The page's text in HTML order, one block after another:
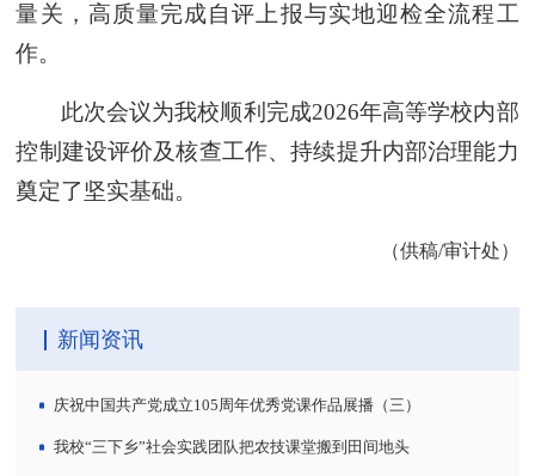
量关，高质量完成自评上报与实地迎检全流程工
作。
此次会议为我校顺利完成2026年高等学校内部
控制建设评价及核查工作、持续提升内部治理能力
奠定了坚实基础。
（供稿/审计处）
新闻资讯
庆祝中国共产党成立105周年优秀党课作品展播（三）
我校“三下乡”社会实践团队把农技课堂搬到田间地头